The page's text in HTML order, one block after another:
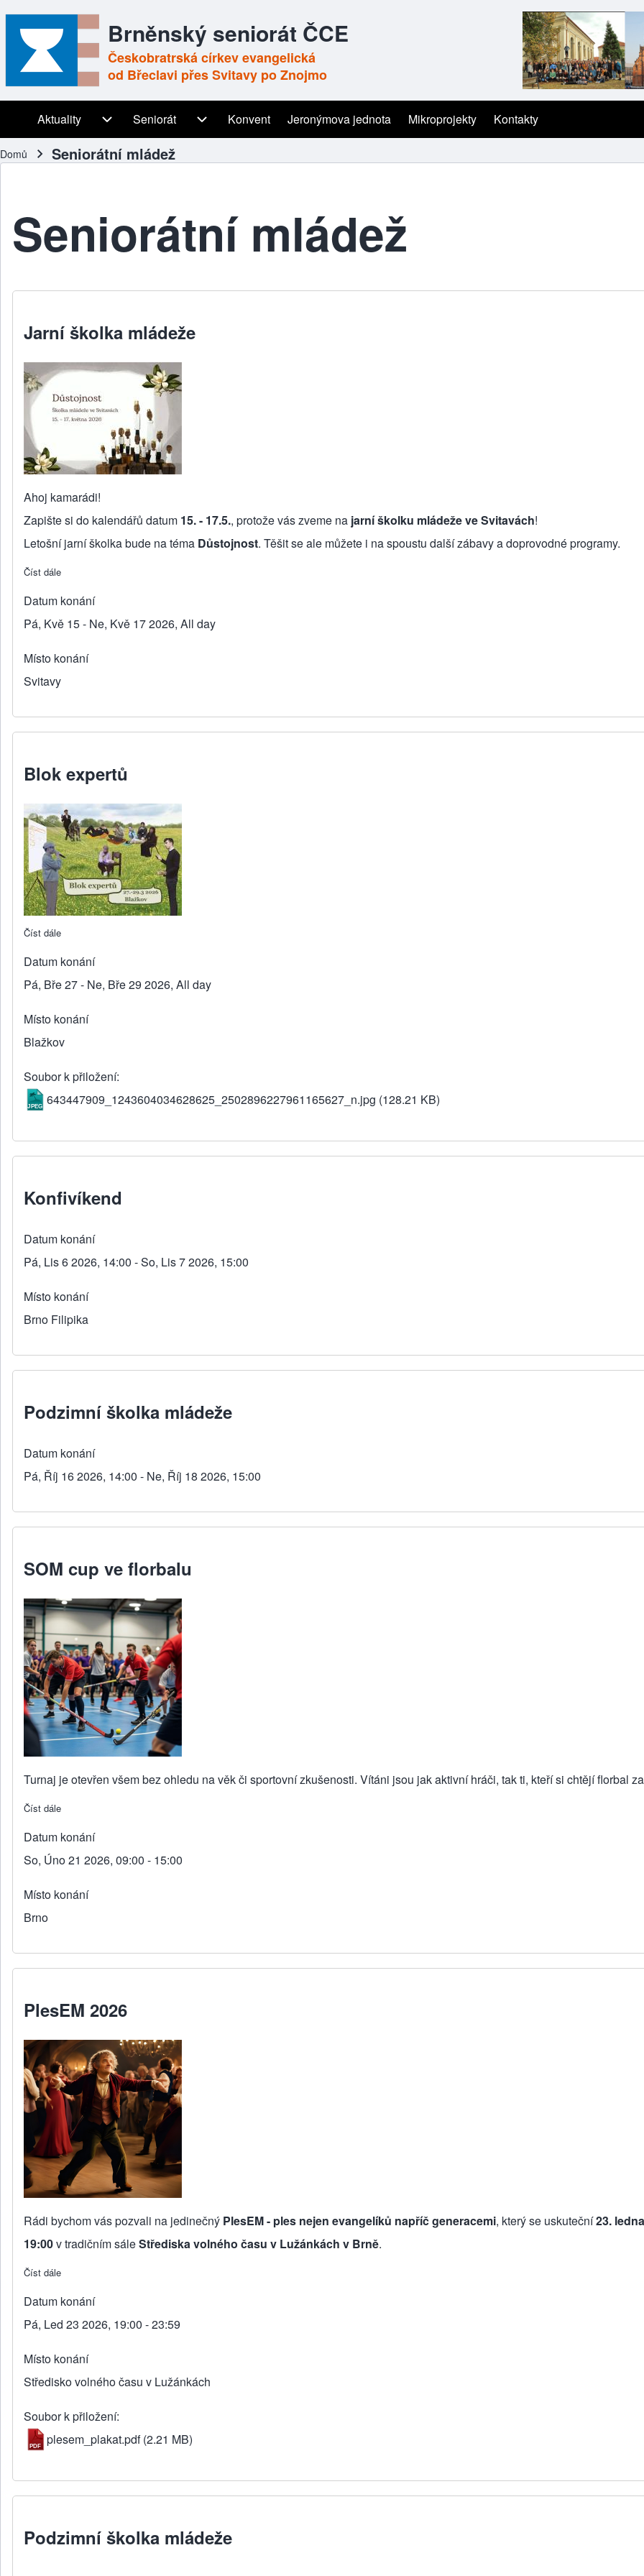
Brněnský seniorát ČCE
Českobratrská církev evangelická
od Břeclavi přes Svitavy po Znojmo
Main navigation
Aktuality
Aktuality sub-navigation
Seniorát
Seniorát sub-navigation
Konvent Jeronýmova jednota Mikroprojekty Kontakty
Domů Seniorátní mládež
Seniorátní mládež
Jarní školka mládeže
Ahoj kamarádi!
Zapište si do kalendářů datum 15. - 17.5., protože vás zveme na jarní školku mládeže ve Svitavách!
Letošní jarní školka bude na téma Důstojnost. Těšit se ale můžete i na spoustu další zábavy a doprovodné programy.
Číst dále
Datum konání
Pá, Kvě 15 - Ne, Kvě 17 2026, All day
Místo konání
Svitavy
Blok expertů
Číst dále
Datum konání
Pá, Bře 27 - Ne, Bře 29 2026, All day
Místo konání
Blažkov
Soubor k přiložení
643447909_1243604034628625_2502896227961165627_n.jpg (128.21 KB)
Konfivíkend
Datum konání
Pá, Lis 6 2026, 14:00 - So, Lis 7 2026, 15:00
Místo konání
Brno Filipika
Podzimní školka mládeže
Datum konání
Pá, Říj 16 2026, 14:00 - Ne, Říj 18 2026, 15:00
SOM cup ve florbalu
Turnaj je otevřen všem bez ohledu na věk či sportovní zkušenosti. Vítáni jsou jak aktivní hráči, tak ti, kteří si chtějí florbal
Číst dále
Datum konání
So, Úno 21 2026, 09:00 - 15:00
Místo konání
Brno
PlesEM 2026
Rádi bychom vás pozvali na jedinečný PlesEM - ples nejen evangelíků napříč generacemi, který se uskuteční23.
19:00v tradičním sáleStřediska volného času v Lužánkách v Brně.
Číst dále
Datum konání
Pá, Led 23 2026, 19:00 - 23:59
Místo konání
Středisko volného času v Lužánkách
Soubor k přiložení
plesem_plakat.pdf (2.21 MB)
Podzimní školka mládeže